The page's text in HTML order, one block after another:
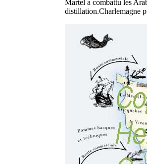
Martel a combattu les
distillation.Charlemagne